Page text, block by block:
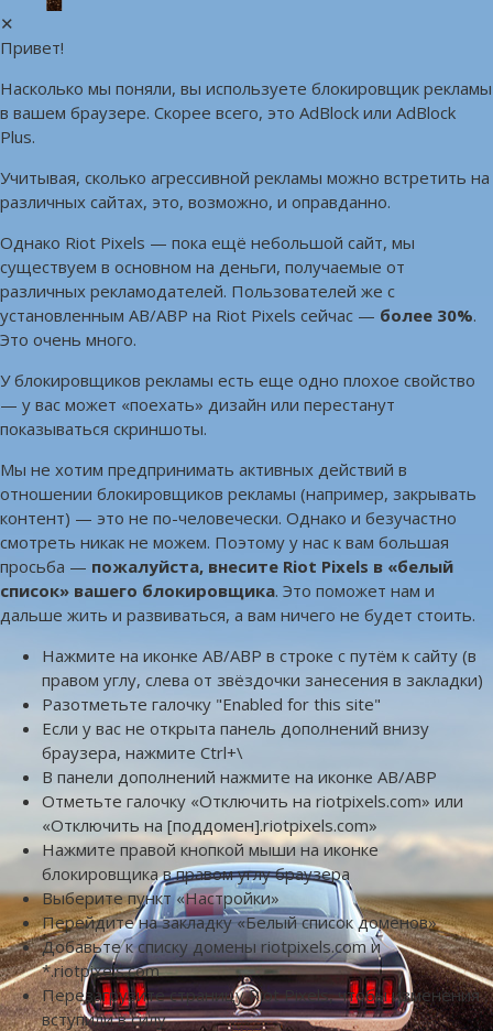
✕
Привет!
Насколько мы поняли, вы используете блокировщик рекламы
в вашем браузере. Скорее всего, это AdBlock или AdBlock
Plus.
Учитывая, сколько агрессивной рекламы можно встретить на
различных сайтах, это, возможно, и оправданно.
Однако Riot Pixels — пока ещё небольшой сайт, мы
существуем в основном на деньги, получаемые от
различных рекламодателей. Пользователей же с
установленным AB/ABP на Riot Pixels сейчас — более 30%.
Это очень много.
У блокировщиков рекламы есть еще одно плохое свойство
— у вас может «поехать» дизайн или перестанут
показываться скриншоты.
Мы не хотим предпринимать активных действий в
отношении блокировщиков рекламы (например, закрывать
контент) — это не по-человечески. Однако и безучастно
смотреть никак не можем. Поэтому у нас к вам большая
просьба — пожалуйста, внесите Riot Pixels в «белый
список» вашего блокировщика. Это поможет нам и
дальше жить и развиваться, а вам ничего не будет стоить.
Нажмите на иконке AB/ABP в строке с путём к сайту (в
правом углу, слева от звёздочки занесения в закладки)
Разотметьте галочку "Enabled for this site"
Если у вас не открыта панель дополнений внизу
браузера, нажмите Ctrl+\
В панели дополнений нажмите на иконке AB/ABP
Отметьте галочку «Отключить на riotpixels.com» или
«Отключить на [поддомен].riotpixels.com»
Нажмите правой кнопкой мыши на иконке
блокировщика в правом углу браузера
Выберите пункт «Настройки»
Перейдите на закладку «Белый список доменов»
Добавьте к списку домены riotpixels.com и
*.riotpixels.com
Перезагрузите страницу Riot Pixels, чтобы изменения
вступили в силу